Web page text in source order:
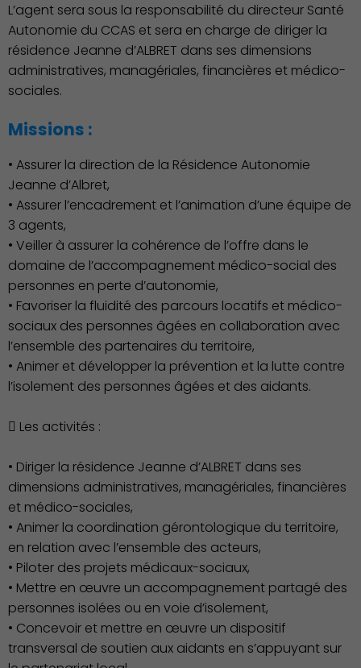
Démocratie locale
Famille
Action Sociale Solidarité
L’agent sera sous la responsabilité du directeur Santé
Autonomie du CCAS et sera en charge de diriger la
résidence Jeanne d’ALBRET dans ses dimensions
administratives, managériales, financières et médico-
sociales.
Missions :
• Assurer la direction de la Résidence Autonomie
Jeanne d’Albret,
• Assurer l’encadrement et l’animation d’une équipe de
3 agents,
• Veiller à assurer la cohérence de l’offre dans le
domaine de l’accompagnement médico-social des
personnes en perte d’autonomie,
• Favoriser la fluidité des parcours locatifs et médico-
sociaux des personnes âgées en collaboration avec
l’ensemble des partenaires du territoire,
• Animer et développer la prévention et la lutte contre
l’isolement des personnes âgées et des aidants.
 Les activités :
• Diriger la résidence Jeanne d’ALBRET dans ses
dimensions administratives, managériales, financières
et médico-sociales,
• Animer la coordination gérontologique du territoire,
en relation avec l’ensemble des acteurs,
• Piloter des projets médicaux-sociaux,
• Mettre en œuvre un accompagnement partagé des
personnes isolées ou en voie d’isolement,
• Concevoir et mettre en œuvre un dispositif
transversal de soutien aux aidants en s’appuyant sur